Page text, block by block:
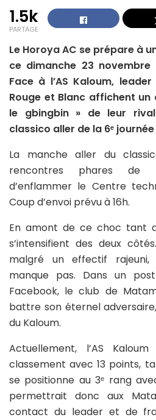
1.5k
PARTAGE
Le Horoya AC se prépare à
ce dimanche 23 novembre
Face à l’AS Kaloum,
Rouge et Blanc affichent
le gbingbin » de leur
classico aller de la 6ᵉ journée
La manche aller du
rencontres phares de
d’enflammer le Centre
Coup d’envoi prévu à 16h.
En amont de ce choc tant
s’intensifient des deux
malgré un effectif
manque pas. Dans un
Facebook, le club de
battre son éternel
du Kaloum.
Actuellement, l’AS
classement avec 13 points,
se positionne au 3ᵉ rang
permettrait donc aux
contact du leader et de